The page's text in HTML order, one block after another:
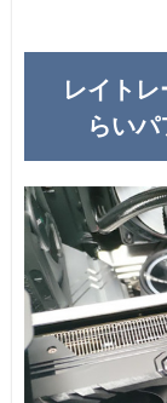
レイト
らい